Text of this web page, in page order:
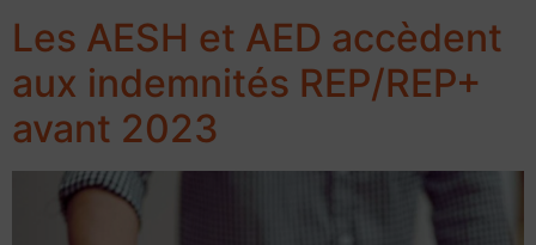
Les AESH et AED accèdent
aux indemnités REP/REP+
avant 2023